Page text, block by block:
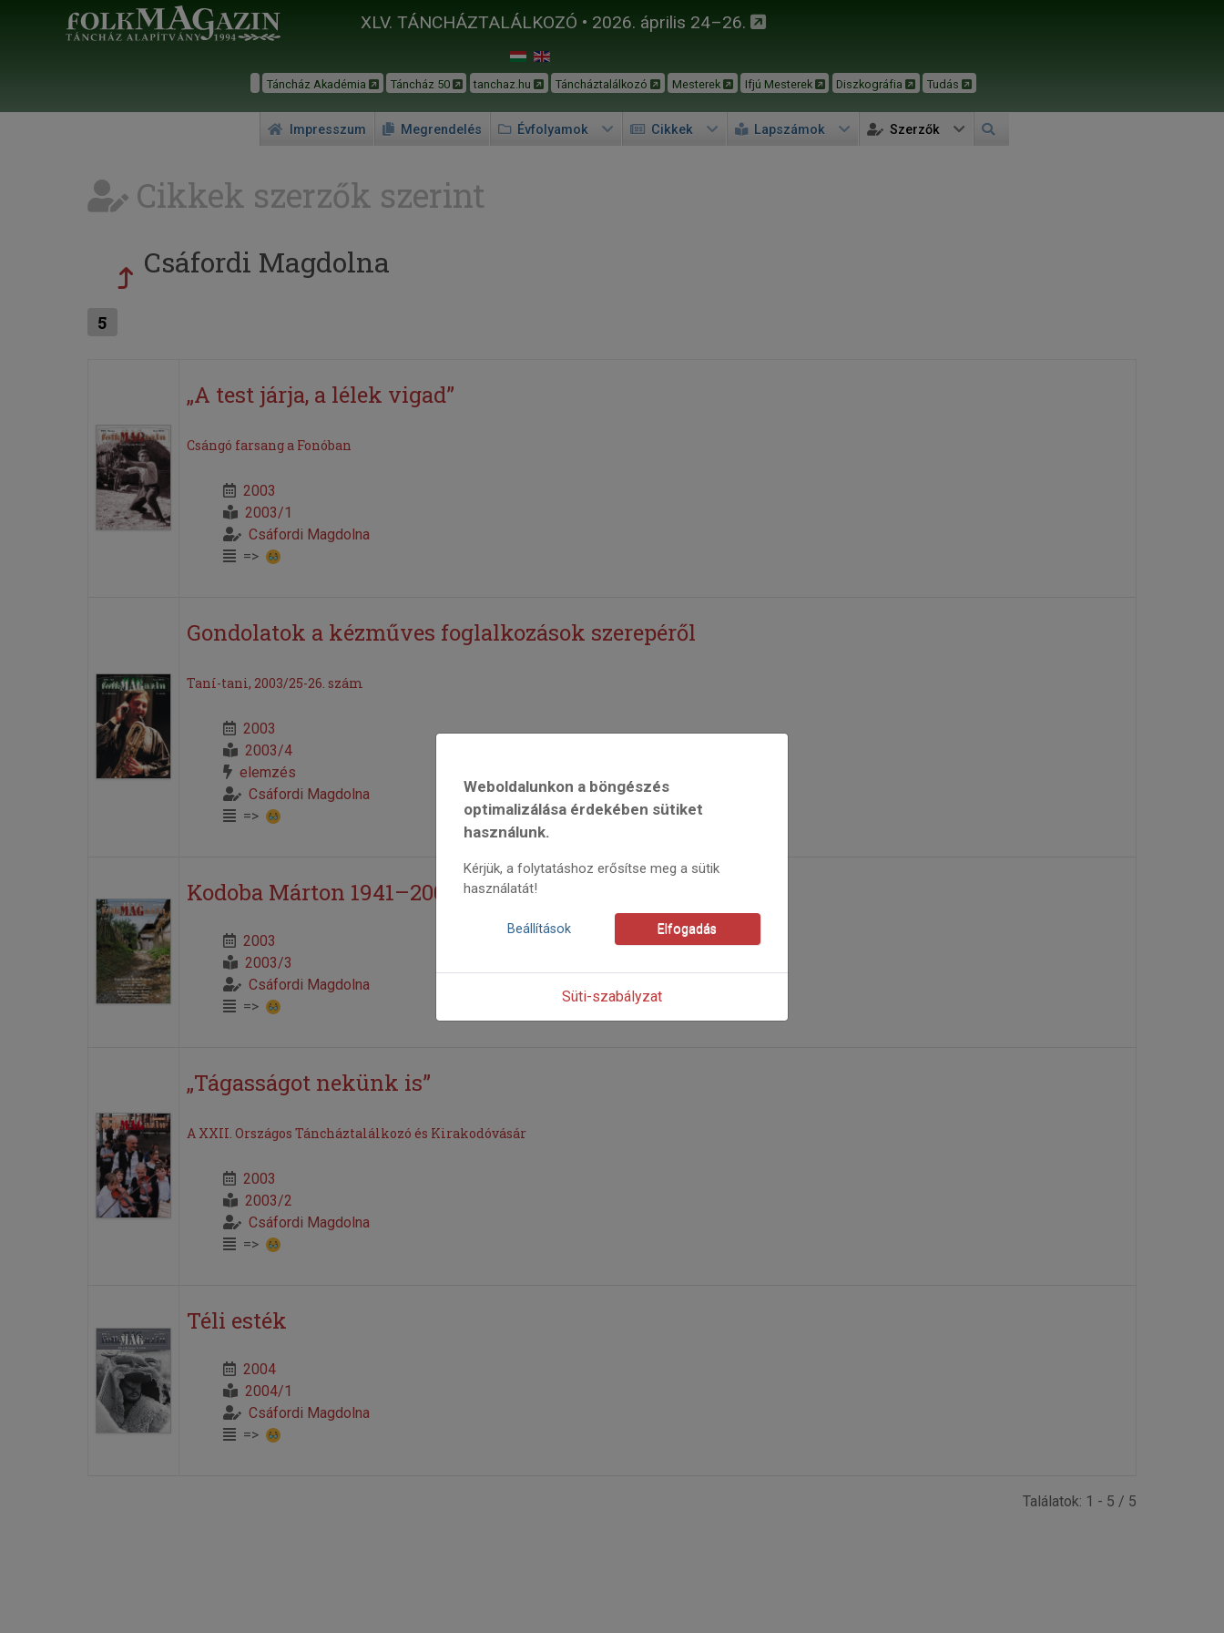
XLV. TÁNCHÁZTALÁLKOZÓ • 2026. április 24–26.
Táncház Akadémia Táncház 50 tanchaz.hu Táncháztalálkozó Mesterek Ifjú Mesterek Diszkográfia Tudás
Impresszum Megrendelés Évfolyamok Cikkek Lapszámok Szerzők
Cikkek szerzők szerint
Csáfordi Magdolna
5
„A test járja, a lélek vigad”
Csángó farsang a Fonóban
2003
2003/1
Csáfordi Magdolna
=>
Gondolatok a kézműves foglalkozások szerepéről
Taní-tani, 2003/25-26. szám
2003
2003/4
elemzés
Csáfordi Magdolna
=>
Kodoba Márton 1941–2003
2003
2003/3
Csáfordi Magdolna
=>
„Tágasságot nekünk is”
A XXII. Országos Táncháztalálkozó és Kirakodóvásár
2003
2003/2
Csáfordi Magdolna
=>
Téli esték
2004
2004/1
Csáfordi Magdolna
=>
Találatok: 1 - 5 / 5
Weboldalunkon a böngészés
optimalizálása érdekében sütiket
használunk.
Kérjük, a folytatáshoz erősítse meg a sütik
használatát!
Beállítások Elfogadás
Süti-szabályzat